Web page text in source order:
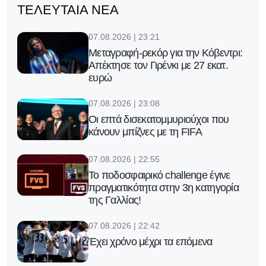
ΤΕΛΕΥΤΑΊΑ ΝΈΑ
07.08.2026 | 23:21
Μεταγραφή-ρεκόρ για την Κόβεντρι:
Απέκτησε τον Γιρένκι με 27 εκατ.
ευρώ
07.08.2026 | 23:08
Οι επτά δισεκατομμυριούχοι που
κάνουν μπίζνες με τη FIFA
07.08.2026 | 22:55
Το ποδοσφαιρικό challenge έγινε
πραγματικότητα στην 3η κατηγορία
της Γαλλίας!
07.08.2026 | 22:42
Έχει χρόνο μέχρι τα επόμενα